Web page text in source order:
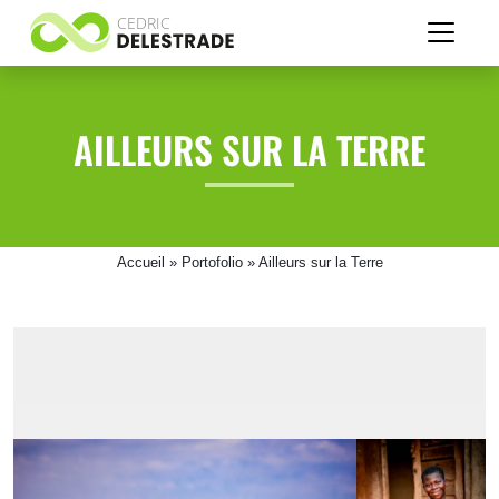
AILLEURS SUR LA TERRE
Accueil » Portofolio» Ailleurs sur la Terre
cancel
sur